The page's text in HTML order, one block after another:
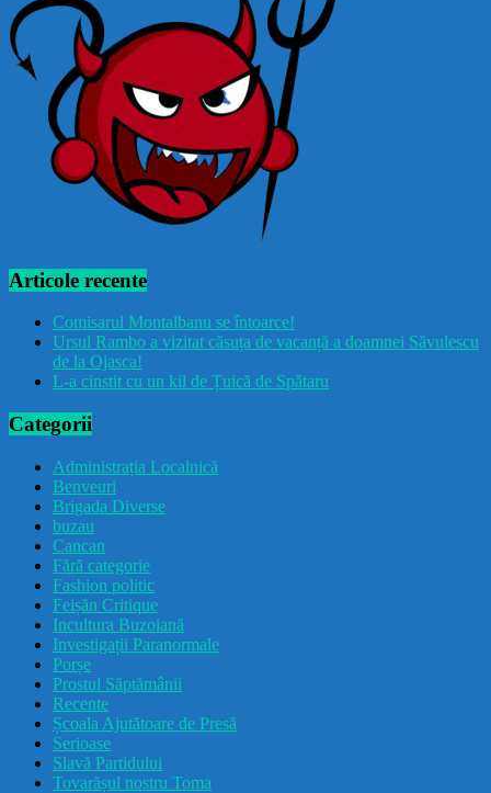
Articole recente
Comisarul Montalbanu se întoarce!
Ursul Rambo a vizitat căsuța de vacanță a doamnei Săvulescu
de la Ojasca!
L-a cinstit cu un kil de Țuică de Spătaru
Categorii
Administrația Localnică
Benveuri
Brigada Diverse
buzau
Cancan
Fără categorie
Fashion politic
Feișăn Critique
Incultura Buzoiană
Investigații Paranormale
Porșe
Prostul Săptămânii
Recente
Școala Ajutătoare de Presă
Serioase
Slavă Partidului
Tovarășul nostru Toma